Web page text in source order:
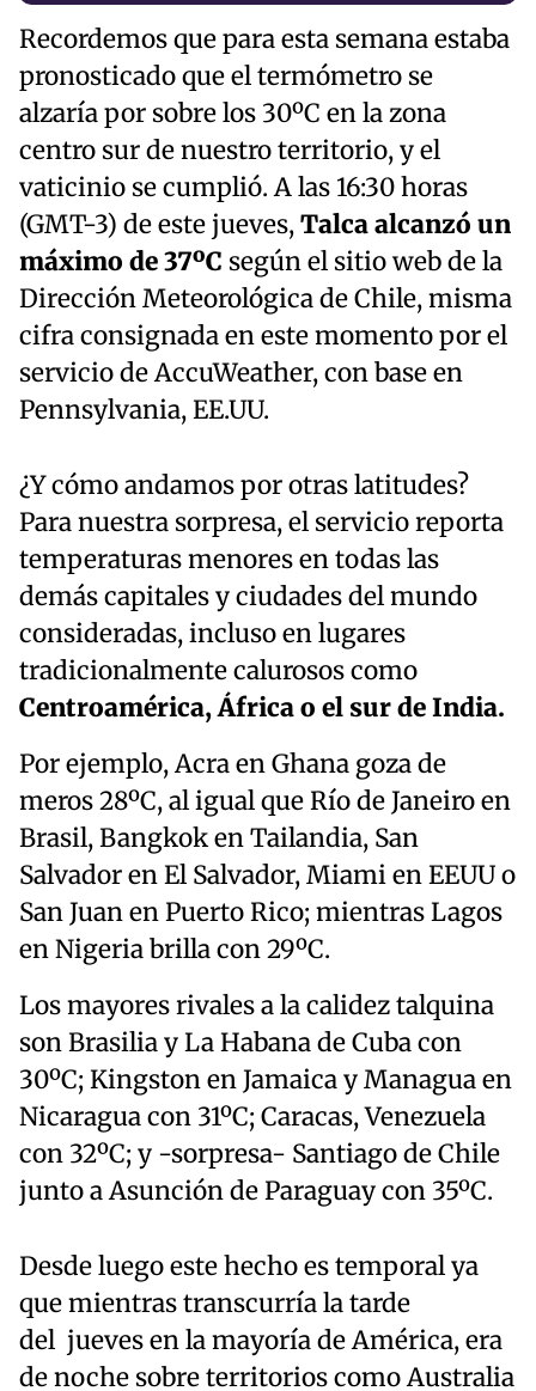
Recordemos que para esta semana estaba
pronosticado que el termómetro se
alzaría por sobre los 30ºC en la zona
centro sur de nuestro territorio, y el
vaticinio se cumplió. A las 16:30 horas
(GMT-3) de este jueves,Talca alcanzó un
máximo de 37ºC según el sitio web de la
Dirección Meteorológica de Chile, misma
cifra consignada en este momento por el
servicio de AccuWeather, con base en
Pennsylvania, EE.UU.
¿Y cómo andamos por otras latitudes?
Para nuestra sorpresa, el servicio reporta
temperaturas menores en todas las
demás capitales y ciudades del mundo
consideradas, incluso en lugares
tradicionalmente calurosos como
Centroamérica, África o el sur de India.
Por ejemplo, Acra en Ghana goza de
meros 28ºC, al igual que Río de Janeiro en
Brasil, Bangkok en Tailandia, San
Salvador en El Salvador, Miami en EEUU o
San Juan en Puerto Rico; mientras Lagos
en Nigeria brilla con 29ºC.
Los mayores rivales a la calidez talquina
son Brasilia y La Habana de Cuba con
30ºC; Kingston en Jamaica y Managua en
Nicaragua con 31ºC; Caracas, Venezuela
con 32ºC; y -sorpresa- Santiago de Chile
junto a Asunción de Paraguay con 35ºC.
Desde luego este hecho es temporal ya
que mientras transcurría la tarde
del jueves en la mayoría de América, era
de noche sobre territorios como Australia